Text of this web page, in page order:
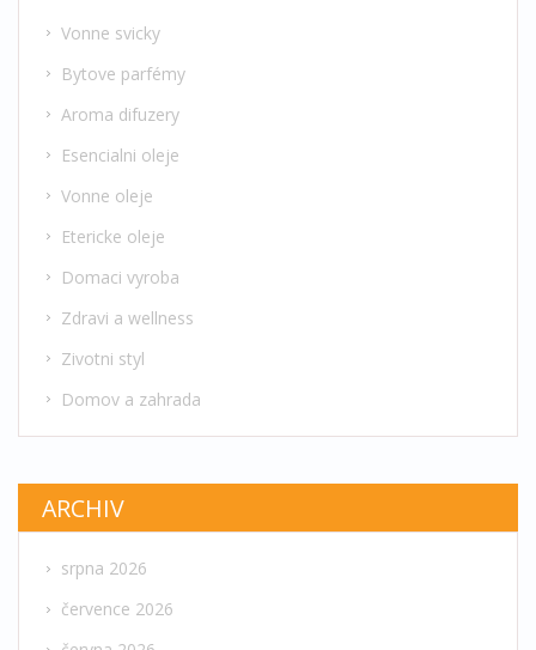
Vonne svicky
Bytove parfémy
Aroma difuzery
Esencialni oleje
Vonne oleje
Etericke oleje
Domaci vyroba
Zdravi a wellness
Zivotni styl
Domov a zahrada
ARCHIV
srpna 2026
července 2026